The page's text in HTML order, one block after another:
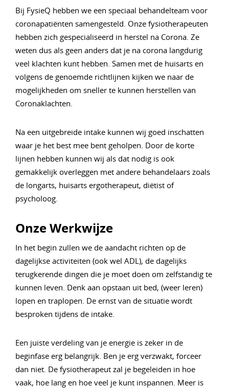
Bij FysieQ hebben we een speciaal behandelteam voor
coronapatiënten samengesteld. Onze fysiotherapeuten
hebben zich gespecialiseerd in herstel na Corona. Ze
weten dus als geen anders dat je na corona langdurig
veel klachten kunt hebben. Samen met de huisarts en
volgens de genoemde richtlijnen kijken we naar de
mogelijkheden om sneller te kunnen herstellen van
Coronaklachten.
Na een uitgebreide intake kunnen wij goed inschatten
waar je het best mee bent geholpen. Door de korte
lijnen hebben kunnen wij als dat nodig is ook
gemakkelijk overleggen met andere behandelaars zoals
de longarts, huisarts ergotherapeut, diëtist of
psycholoog.
Onze Werkwijze
In het begin zullen we de aandacht richten op de
dagelijkse activiteiten (ook wel ADL), de dagelijks
terugkerende dingen die je moet doen om zelfstandig te
kunnen leven. Denk aan opstaan uit bed, (weer leren)
lopen en traplopen. De ernst van de situatie wordt
besproken tijdens de intake.
Een juiste verdeling van je energie is zeker in de
beginfase erg belangrijk. Ben je erg verzwakt, forceer
dan niet. De fysiotherapeut zal je begeleiden in hoe
vaak, hoe lang en hoe veel je kunt inspannen. Meer is